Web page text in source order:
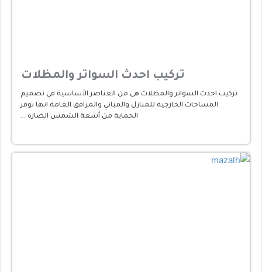
تركيب احدث السواتر والمظلات
تركيب احدث السواتر والمظلات هي من العناصر الأساسية في تصميم
المساحات الخارجية للمنازل والمباني والمرافق العامة.انها توفر
الحماية من أشعة الشمس الضارة …